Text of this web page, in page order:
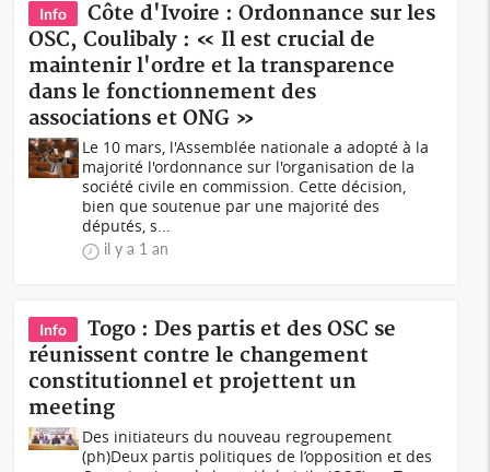
Info
Côte d'Ivoire : Ordonnance sur les
OSC, Coulibaly : « Il est crucial de
maintenir l'ordre et la transparence
dans le fonctionnement des
associations et ONG »
Le 10 mars, l'Assemblée nationale a adopté à la
majorité l'ordonnance sur l'organisation de la
société civile en commission. Cette décision,
bien que soutenue par une majorité des
députés, s...
il y a 1 an
Info
Togo : Des partis et des OSC se
réunissent contre le changement
constitutionnel et projettent un
meeting
Des initiateurs du nouveau regroupement
(ph)Deux partis politiques de l’opposition et des